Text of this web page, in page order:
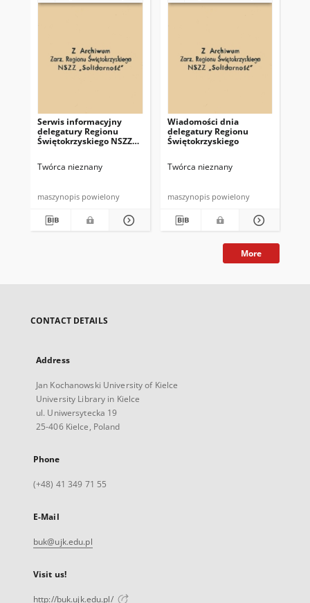
Serwis informacyjny
delegatury Regionu
Świętokrzyskiego NSZZ
Twórca nieznany
maszynopis powielony
Wiadomości dnia
delegatury Regionu
Świętokrzyskiego
Twórca nieznany
maszynopis powielony
More
CONTACT DETAILS
Address
Jan Kochanowski University of Kielce
University Library in Kielce
ul. Uniwersytecka 19
25-406 Kielce, Poland
Phone
(+48) 41 349 71 55
E-Mail
buk@ujk.edu.pl
Visit us!
http://buk.ujk.edu.pl/